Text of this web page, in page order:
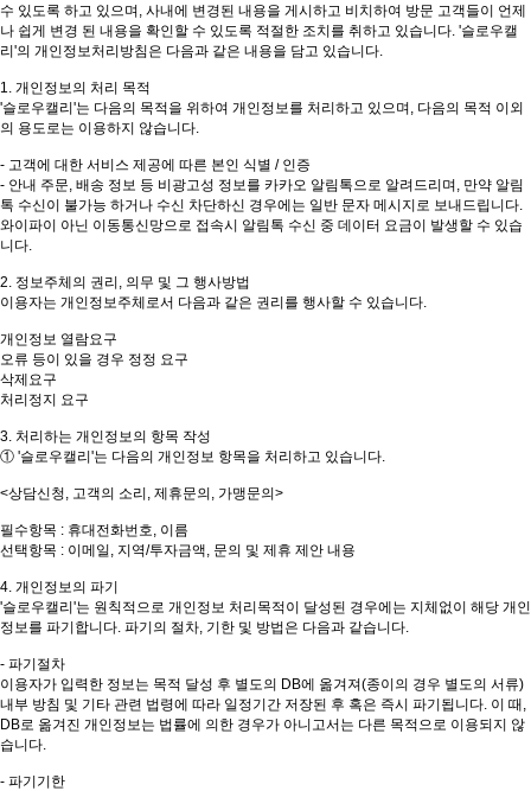
수 있도록 하고 있으며, 사내에 변경된 내용을 게시하고 비치하여 방문 고객들이 언제
나 쉽게 변경 된 내용을 확인할 수 있도록 적절한 조치를 취하고 있습니다. '슬로우캘
리'의 개인정보처리방침은 다음과 같은 내용을 담고 있습니다.
1. 개인정보의 처리 목적
'슬로우캘리'는 다음의 목적을 위하여 개인정보를 처리하고 있으며, 다음의 목적 이외
의 용도로는 이용하지 않습니다.
- 고객에 대한 서비스 제공에 따른 본인 식별 / 인증
- 안내 주문, 배송 정보 등 비광고성 정보를 카카오 알림톡으로 알려드리며, 만약 알림
톡 수신이 불가능 하거나 수신 차단하신 경우에는 일반 문자 메시지로 보내드립니다.
와이파이 아닌 이동통신망으로 접속시 알림톡 수신 중 데이터 요금이 발생할 수 있습
니다.
2. 정보주체의 권리, 의무 및 그 행사방법
이용자는 개인정보주체로서 다음과 같은 권리를 행사할 수 있습니다.
개인정보 열람요구
오류 등이 있을 경우 정정 요구
삭제요구
처리정지 요구
3. 처리하는 개인정보의 항목 작성
① '슬로우캘리'는 다음의 개인정보 항목을 처리하고 있습니다.
<상담신청, 고객의 소리, 제휴문의, 가맹문의>
필수항목 : 휴대전화번호, 이름
선택항목 : 이메일, 지역/투자금액, 문의 및 제휴 제안 내용
4. 개인정보의 파기
'슬로우캘리'는 원칙적으로 개인정보 처리목적이 달성된 경우에는 지체없이 해당 개인
정보를 파기합니다. 파기의 절차, 기한 및 방법은 다음과 같습니다.
- 파기절차
이용자가 입력한 정보는 목적 달성 후 별도의 DB에 옮겨져(종이의 경우 별도의 서류)
내부 방침 및 기타 관련 법령에 따라 일정기간 저장된 후 혹은 즉시 파기됩니다. 이 때,
DB로 옮겨진 개인정보는 법률에 의한 경우가 아니고서는 다른 목적으로 이용되지 않
습니다.
- 파기기한